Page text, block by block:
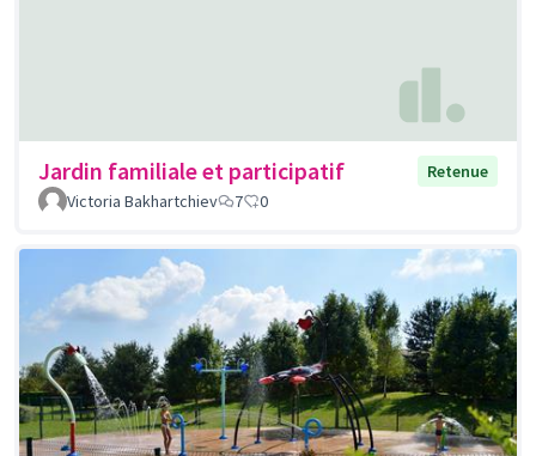
Jardin familiale et participatif
Retenue
Victoria Bakhartchiev
7 0